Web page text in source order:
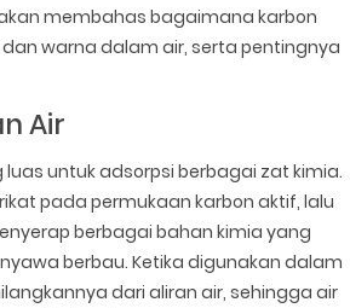
membahas bagaimana karbon
warna dalam air, serta pentingnya
Air
untuk adsorpsi berbagai zat kimia.
pada permukaan karbon aktif, lalu
berbagai bahan kimia yang
berbau. Ketika digunakan dalam
dari aliran air, sehingga air